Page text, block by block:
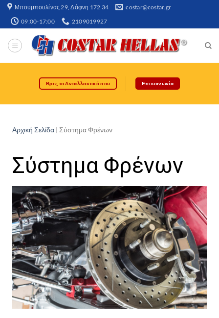
Μπουμπουλίνας 29, Δάφνη 172 34​ costar@costar.gr
09:00-17:00 2109019927
Βρες το Ανταλλακτικό σου Επικοινωνία
Αρχική Σελίδα | Σύστημα Φρένων
Σύστημα Φρένων​